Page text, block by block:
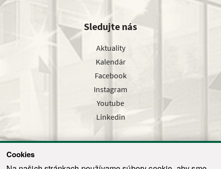
Cookies
Sledujte nás
Aktuality
Kalendár
Facebook
Instagram
Youtube
Linkedin